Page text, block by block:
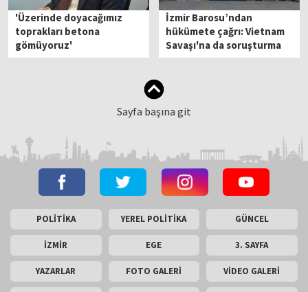
'Üzerinde doyacağımız
toprakları betona
gömüyoruz'
İzmir Barosu’ndan
hükümete çağrı: Vietnam
Savaşı'na da soruşturma
açın!
Sayfa başına git
POLİTİKA YEREL POLİTİKA GÜNCEL
İZMİR EGE 3. SAYFA
YAZARLAR FOTO GALERİ VİDEO GALERİ